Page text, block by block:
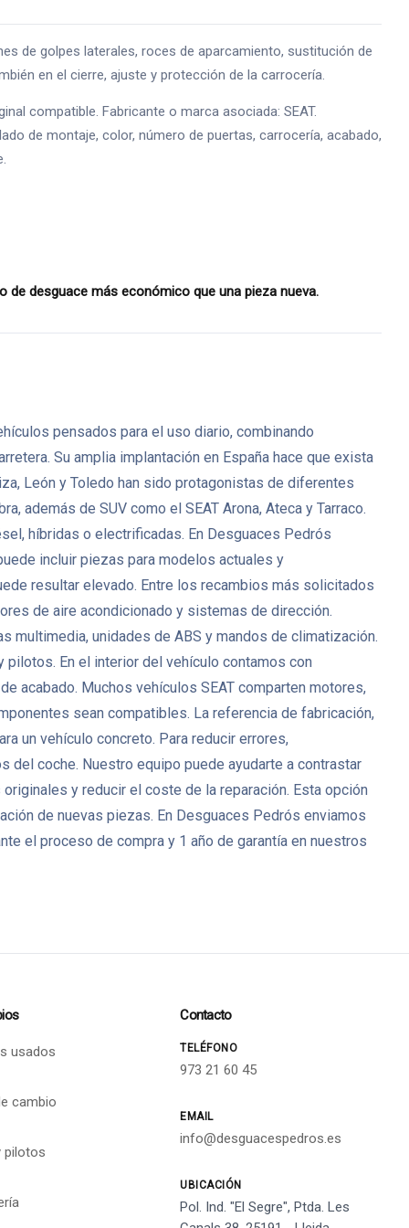
de golpes laterales, roces de aparcamiento, sustitución de
en el cierre, ajuste y protección de la carrocería.
compatible. Fabricante o marca asociada: SEAT.
de montaje, color, número de puertas, carrocería, acabado,
de desguace más económico que una pieza nueva.
pensados para el uso diario, combinando
Su amplia implantación en España hace que exista
León y Toledo han sido protagonistas de diferentes
además de SUV como el SEAT Arona, Ateca y Tarraco.
híbridas o electrificadas. En Desguaces Pedrós
incluir piezas para modelos actuales y
resultar elevado. Entre los recambios más solicitados
de aire acondicionado y sistemas de dirección.
multimedia, unidades de ABS y mandos de climatización.
En el interior del vehículo contamos con
acabado. Muchos vehículos SEAT comparten motores,
sean compatibles. La referencia de fabricación,
un vehículo concreto. Para reducir errores,
coche. Nuestro equipo puede ayudarte a contrastar
y reducir el coste de la reparación. Esta opción
de nuevas piezas. En Desguaces Pedrós enviamos
el proceso de compra y 1 año de garantía en nuestros
usados
cambio
pilotos
Contacto
TELÉFONO
973 21 60 45
EMAIL
info@desguacespedros.es
UBICACIÓN
Pol. Ind. "El Segre", Ptda. Les